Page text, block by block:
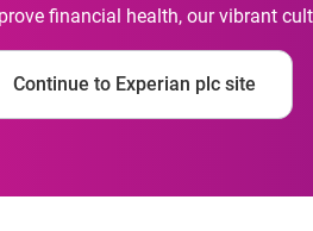
financial health, our vibrant
Continue to Experian plc site
Og